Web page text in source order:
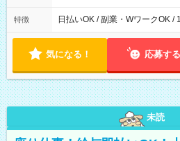
特徴 日払いOK / 副業・WワークOK /
気になる！ 応募する
未読